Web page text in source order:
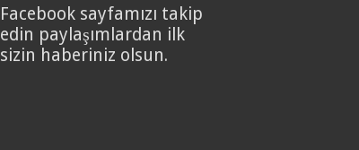
Facebook sayfamızı takip
edin paylaşımlardan ilk
sizin haberiniz olsun.